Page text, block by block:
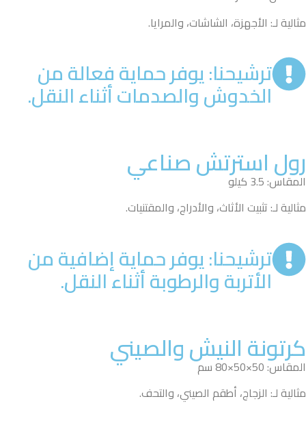
مثالية لـ: الأجهزة، الشاشات، والمرايا.
ترشيحنا: يوفر حماية فعالة من
الخدوش والصدمات أثناء النقل.
رول استرتش صناعي
المقاس: 3.5 كيلو
مثالية لـ: تثبيت الأثاث، والأدراج، والمقتنيات.
ترشيحنا: يوفر حماية إضافية من
الأتربة والرطوبة أثناء النقل.
كرتونة النيش والصيني
المقاس: 50×50×80 سم
مثالية لـ: الزجاج، أطقم الصيني، والتحف.